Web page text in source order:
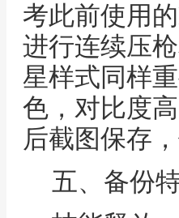
考此前使用
进行连续压
星样式同样
色，对比度
后截图保存
五、备份